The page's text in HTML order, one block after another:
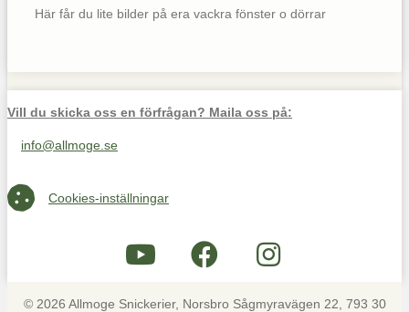
Här får du lite bilder på era vackra fönster o dörrar
Vill du skicka oss en förfrågan? Maila oss på:
Maila oss på info@allmoge.se
info@allmoge.se
Cookies-inställningar
Cookies-inställningar
© 2026 Allmoge Snickerier, Norsbro Sågmyravägen 22, 793 30